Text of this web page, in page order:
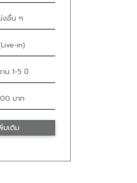
งอื่น ๆ
in)
น 1-5 ปี
บาท
มเติม